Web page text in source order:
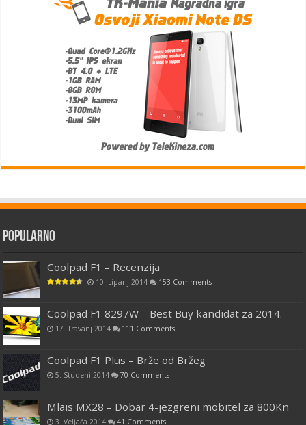
Popularno
Coolpad F1 – Recenzija
10. Lipanj 2014 153 Comments
Coolpad F1 8297W – Best Buy kandidat za 2014.
17. Travanj 2014 111 Comments
Coolpad F1 Plus – Brže od Bržeg
5. Studeni 2014 70 Comments
Mlais MX28 – Dobar 4-jezgreni mobitel za 800Kn
3. Veljača 2014 41 Comments